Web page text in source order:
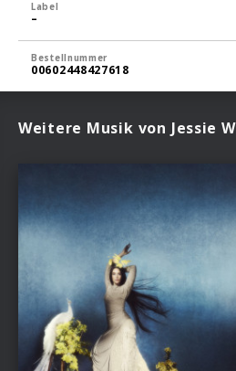
Label
–
Bestellnummer
00602448427618
Weitere Musik von Jessie